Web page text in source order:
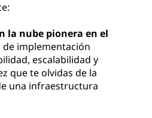
la nube pionera en el
de implementación
escalabilidad y
que te olvidas de la
una infraestructura